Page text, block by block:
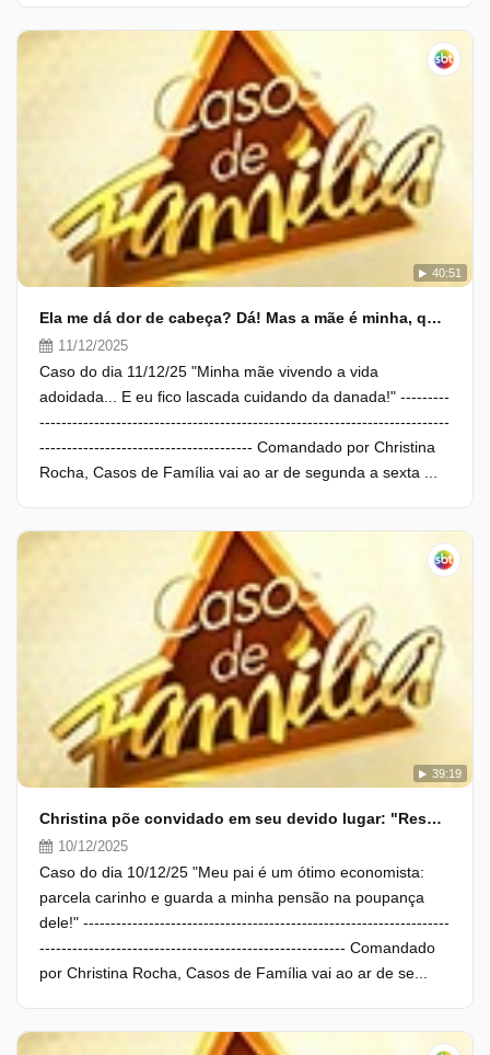
40:51
Ela me dá dor de cabeça? Dá! Mas a mãe é minha, querida! Se enxerga...
11/12/2025
Caso do dia 11/12/25 "Minha mãe vivendo a vida
adoidada... E eu fico lascada cuidando da danada!" ---------
---------------------------------------------------------------------------
--------------------------------------- Comandado por Christina
Rocha, Casos de Família vai ao ar de segunda a sexta ...
39:19
Christina põe convidado em seu devido lugar: "Respeito é bom, e a gente gosta"
10/12/2025
Caso do dia 10/12/25 "Meu pai é um ótimo economista:
parcela carinho e guarda a minha pensão na poupança
dele!" -------------------------------------------------------------------
-------------------------------------------------------- Comandado
por Christina Rocha, Casos de Família vai ao ar de se...